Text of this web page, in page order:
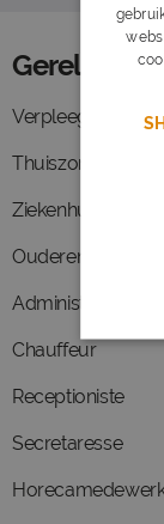
Verpleegkundige
Thuiszorg
Ziekenhuis
Ouderenzorg
Administratief
Chauffeur
Receptioniste
Secretaresse